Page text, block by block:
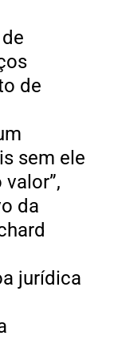
de
sem ele
da
jurídica